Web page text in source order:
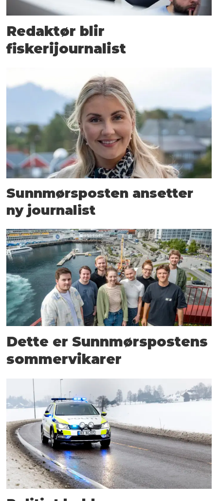
Redaktør blir
fiskerijournalist
Sunnmørsposten ansetter
ny journalist
Dette er Sunnmørs­postens
sommervikarer